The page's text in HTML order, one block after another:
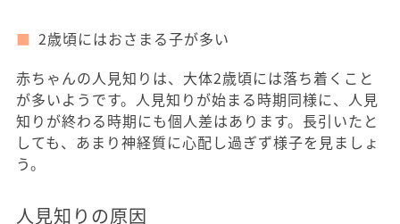
2歳頃にはおさまる子が多い
赤ちゃんの人見知りは、大体2歳頃には落ち着くこと
が多いようです。人見知りが始まる時期同様に、人見
知りが終わる時期にも個人差はあります。長引いたと
しても、あまり神経質に心配し過ぎず様子を見ましょ
う。
人見知りの原因